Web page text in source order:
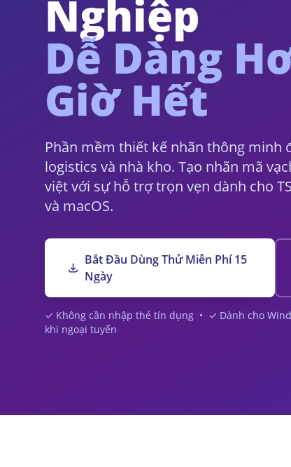
Nghiệp
Dễ Dàng
Giờ Hết
Phần mềm thiết kế nhãn thông minh
logistics và nhà kho. Tạo nhãn mã
việt với sự hỗ trợ trọn vẹn dành cho
và macOS.
Bắt Đầu Dùng Thử Miễn Phí 15
Ngày
✓ Không cần nhập thẻ tín dụng • ✓ Dành cho
khi ngoại tuyến